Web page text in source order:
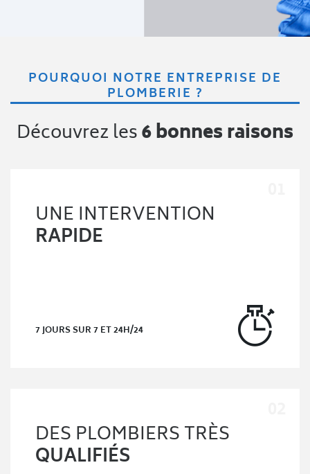
POURQUOI NOTRE ENTREPRISE DE
PLOMBERIE ?
Découvrez les6 bonnes raisons
UNE INTERVENTION
RAPIDE
7 JOURS SUR 7 ET 24H/24
DES PLOMBIERS TRÈS
QUALIFIÉS